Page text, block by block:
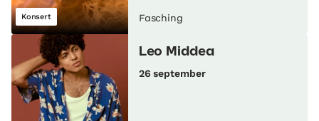
Konsert Fasching
Leo Middea
26 september